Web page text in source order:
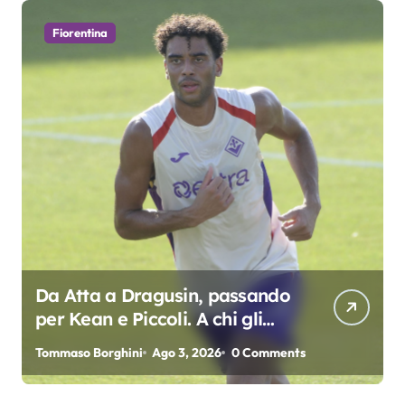
l
Fiorentina
Da Atta a Dragusin, passando
per Kean e Piccoli. A chi gli
oscar del precampionato?
Tommaso Borghini Ago 3, 2026 0 Comments